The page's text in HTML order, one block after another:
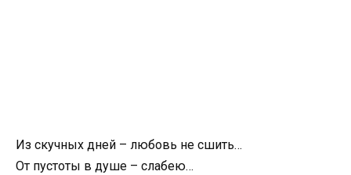
Из скучных дней – любовь не сшить…
От пустоты в душе – слабею…